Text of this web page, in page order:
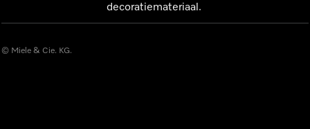
decoratiemateriaal.
© Miele & Cie. KG.